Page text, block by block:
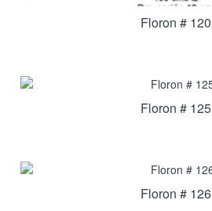
Floron # 120
Floron # 125
Floron # 126